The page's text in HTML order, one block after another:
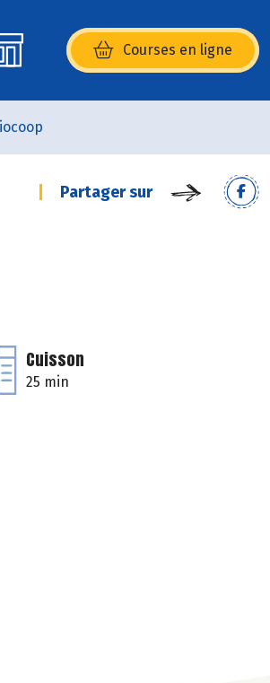
Courses en ligne
(s’ouvre dans une nouvelle
Partager sur
Cuisson
25 min